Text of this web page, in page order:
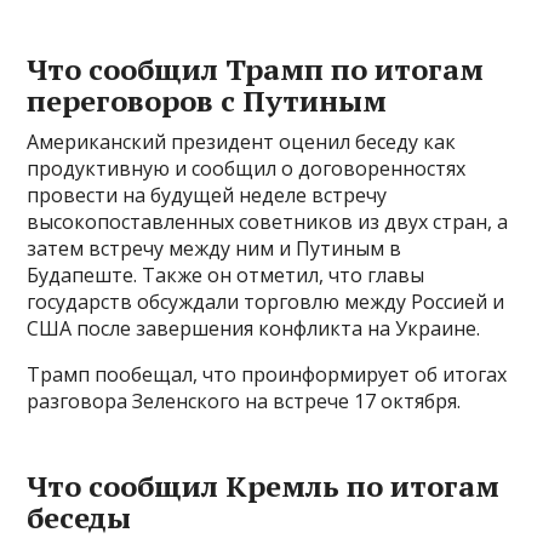
Что сообщил Трамп по итогам
переговоров с Путиным
Американский президент оценил беседу как
продуктивную и сообщил о договоренностях
провести на будущей неделе встречу
высокопоставленных советников из двух стран, а
затем встречу между ним и Путиным в
Будапеште. Также он отметил, что главы
государств обсуждали торговлю между Россией и
США после завершения конфликта на Украине.
Трамп пообещал, что проинформирует об итогах
разговора Зеленского на встрече 17 октября.
Что сообщил Кремль по итогам
беседы